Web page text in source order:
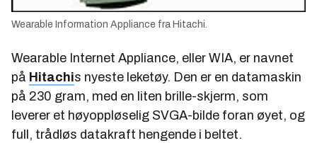
Wearable Information Appliance fra Hitachi.
Wearable Internet Appliance, eller WIA, er navnet
på Hitachis nyeste leketøy. Den er en datamaskin
på 230 gram, med en liten brille-skjerm, som
leverer et høyoppløselig SVGA-bilde foran øyet, og
full, trådløs datakraft hengende i beltet.